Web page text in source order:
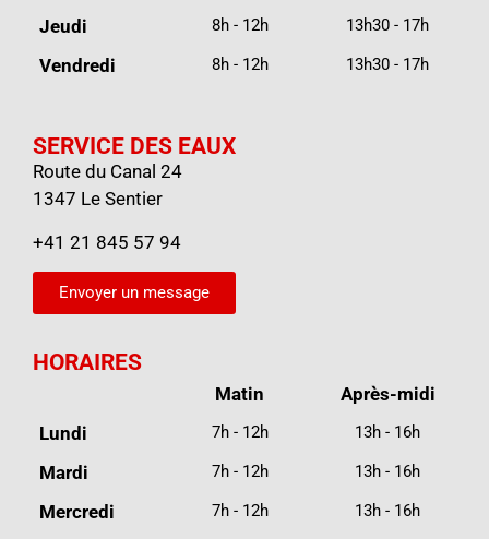
Jeudi 8h - 12h 13h30 - 17h
Vendredi 8h - 12h 13h30 - 17h
SERVICE DES EAUX
Route du Canal 24
1347 Le Sentier
+41 21 845 57 94
Envoyer un message
HORAIRES
Matin
Après-midi
Lundi
7h - 12h 13h - 16h
Mardi 7h - 12h 13h - 16h
Mercredi 7h - 12h 13h - 16h